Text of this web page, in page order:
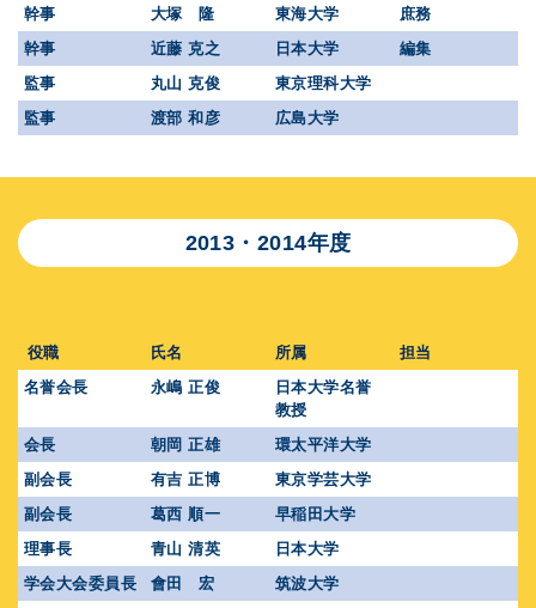
幹事
大塚 隆 東海大学
庶務
幹事
近藤 克之 日本大学
編集
監事
丸山 克俊
東京理科大学
監事
渡部 和彦 広島大学
2013・2014年度
役職 氏名 所属
担当
名誉会長
永嶋 正俊
日本大学名誉
教授
会長
朝岡 正雄
環太平洋大学
副会長
有吉 正博
東京学芸大学
副会長
葛西 順一
早稲田大学
理事長
青山 清英
日本大学
学会大会委員長
會田 宏
筑波大学